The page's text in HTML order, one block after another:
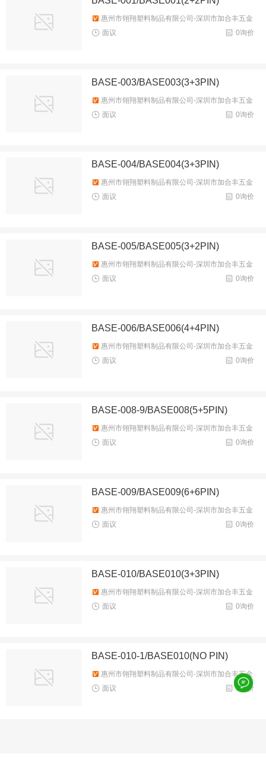
惠州市翎翔塑料制品有限公司-深圳市加合丰五金
塑胶制品有限公司
0询价
面议
BASE-003/BASE003(3+3PIN)
惠州市翎翔塑料制品有限公司-深圳市加合丰五金
塑胶制品有限公司
0询价
面议
BASE-004/BASE004(3+3PIN)
惠州市翎翔塑料制品有限公司-深圳市加合丰五金
塑胶制品有限公司
0询价
面议
BASE-005/BASE005(3+2PIN)
惠州市翎翔塑料制品有限公司-深圳市加合丰五金
塑胶制品有限公司
0询价
面议
BASE-006/BASE006(4+4PIN)
惠州市翎翔塑料制品有限公司-深圳市加合丰五金
塑胶制品有限公司
0询价
面议
BASE-008-9/BASE008(5+5PIN)
惠州市翎翔塑料制品有限公司-深圳市加合丰五金
塑胶制品有限公司
0询价
面议
BASE-009/BASE009(6+6PIN)
惠州市翎翔塑料制品有限公司-深圳市加合丰五金
塑胶制品有限公司
0询价
面议
BASE-010/BASE010(3+3PIN)
惠州市翎翔塑料制品有限公司-深圳市加合丰五金
塑胶制品有限公司
0询价
面议
BASE-010-1/BASE010(NO PIN)
惠州市翎翔塑料制品有限公司-深圳市加合丰五金
塑胶制品有限公司
0询价
面议